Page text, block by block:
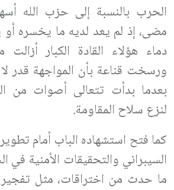
الحرب بالنسبة إلى حزب الله
مضى، إذ لم يعد لديه ما يخسره
دماء هؤلاء القادة الكبار أزالت
ورسخت قناعة بأن المواجهة قدر
بعدما بدأت تتعالى أصوات من
لنزع سلاح المقاومة.
كما فتح استشهاده الباب أمام
السيبراني والتحقيقات الأمنية في
ما حدث من اختراقات، مثل